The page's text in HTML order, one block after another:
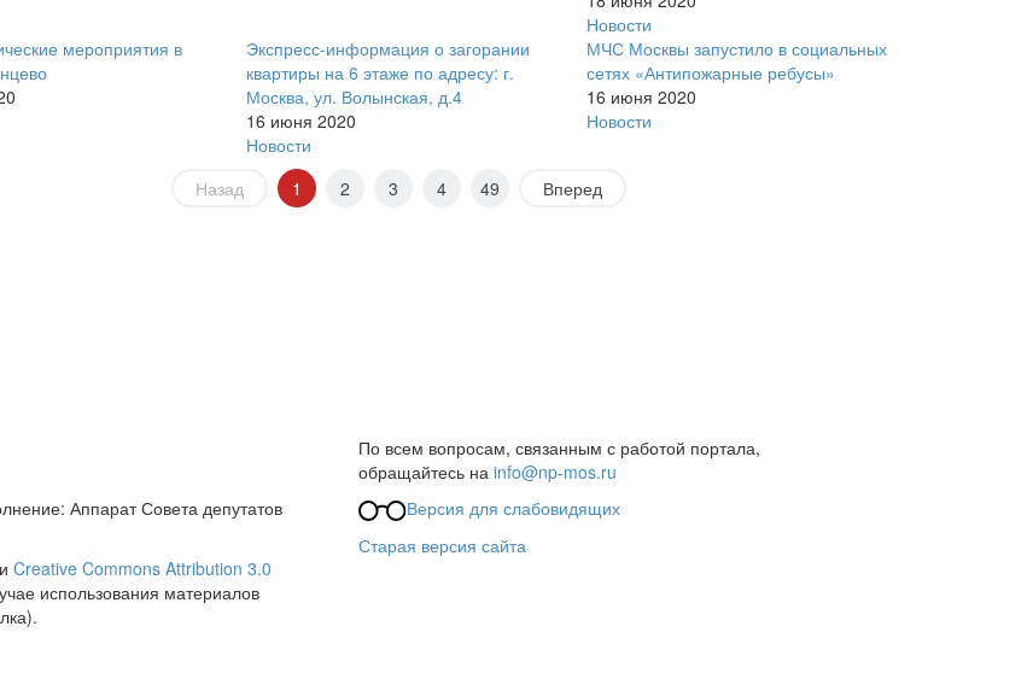
Новости
мероприятия в
Экспресс-информация о загорании
квартиры на 6 этаже по адресу: г.
Москва, ул. Волынская, д.4
16 июня 2020
Новости
МЧС Москвы запустило в социальных
сетях «Антипожарные ребусы»
16 июня 2020
Новости
Назад 1 2 3 4 49 Вперед
Аппарат Совета депутатов
Creative Commons Attribution 3.0
использования материалов
По всем вопросам, связанным с работой портала,
обращайтесь на info@np-mos.ru
Версия для слабовидящих
Старая версия сайта